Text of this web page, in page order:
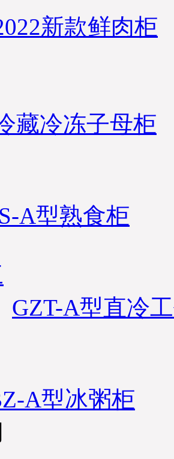
新款鲜肉柜
藏冷冻子母柜
A型熟食柜
GZT-A型直冷
A型冰粥柜